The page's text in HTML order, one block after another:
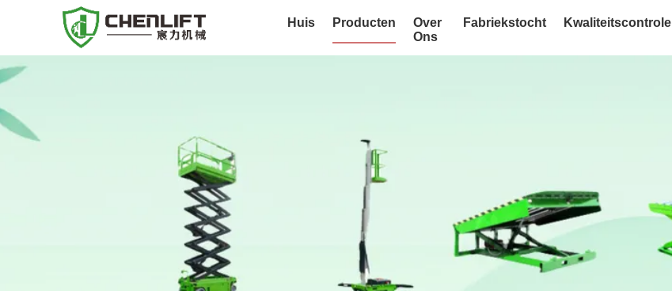
Huis Producten
Over
Ons
Fabriekstocht Kwaliteitscontrole